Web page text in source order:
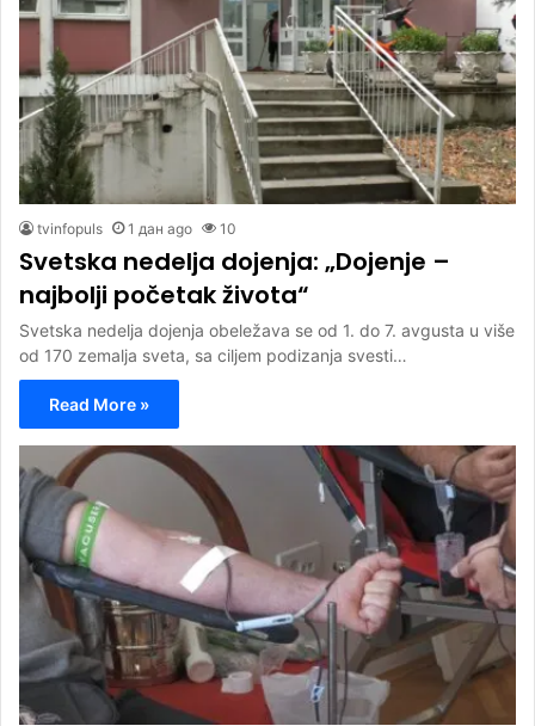
tvinfopuls 1 дан ago 10
Svetska nedelja dojenja: „Dojenje –
najbolji početak života“
Svetska nedelja dojenja obeležava se od 1. do 7. avgusta u više
od 170 zemalja sveta, sa ciljem podizanja svesti…
Read More »